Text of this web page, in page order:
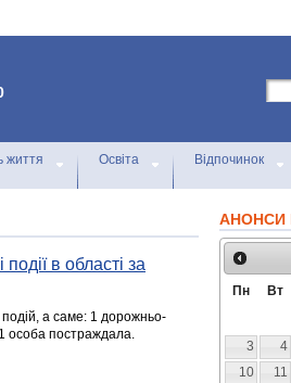
життя Освіта Відпочинок
в області за
а саме: 1 дорожньо-
особа постраждала.
АНОНСИ
Пн Вт
3
4
10
11